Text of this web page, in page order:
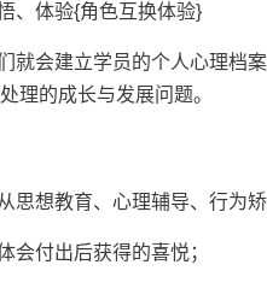
、体验{角色互换体验}
就会建立学员的个人心理档
理的成长与发展问题。
想教育、心理辅导、行为矫
会付出后获得的喜悦；